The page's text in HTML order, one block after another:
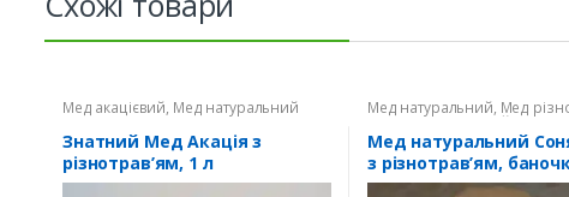
Мед акацієвий, Мед натуральний
Знатний Мед Акація з
різнотрав’ям, 1 л
Мед натуральний, Мед
Мед соняшниковий
Мед натуральний
з різнотрав’ям,